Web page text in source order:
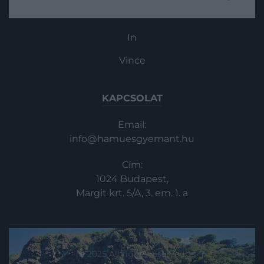
szintén lenyűgözőek, mégsem ismerik
azokat annyian. Az alábbi cikkben 6 olyan
mutatunk be, ahová…
In
Vince
KAPCSOLAT
Email:
info@hamuesgyemant.hu
Cím:
1024 Budapest,
Margit krt. 5/A, 3. em. 1. a
© 2025 All rights reserved.